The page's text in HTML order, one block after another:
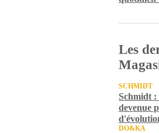
Les
SCHMIDT
Schmidt
devenue
DO&KA